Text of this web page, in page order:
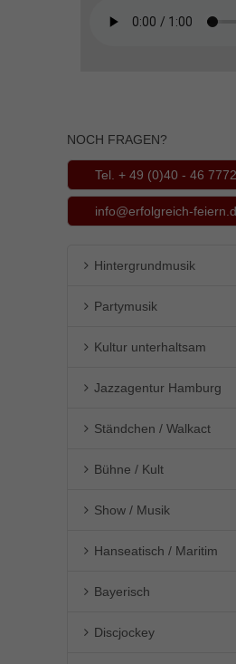
NOCH FRAGEN?
Tel. + 49 (0)40 - 46
info@erfolgreich-
Hintergrundmusik
Partymusik
Kultur unterhaltsam
Jazzagentur Hamburg
Ständchen / Walkact
Bühne / Kult
Show / Musik
Hanseatisch / Maritim
Bayerisch
Discjockey